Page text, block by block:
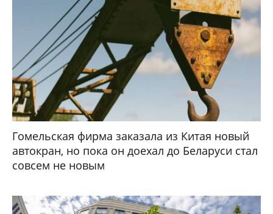
Гомельская фирма заказала из Китая новый
автокран, но пока он доехал до Беларуси стал
совсем не новым